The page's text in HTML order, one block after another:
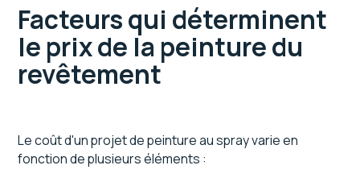
Facteurs qui déterminent
le prix de la peinture du
revêtement
Le coût d'un projet de peinture au spray varie en
fonction de plusieurs éléments :